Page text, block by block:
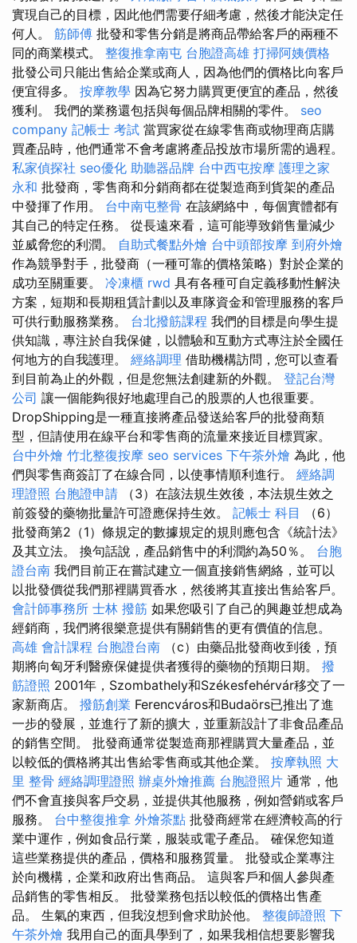
實現自己的目標，因此他們需要仔細考慮，然後才能決定任
何人。 筋師傅 批發和零售分銷是將商品帶給客戶的兩種不
同的商業模式。 整復推拿南屯 台胞證高雄 打掃阿姨價格
批發公司只能出售給企業或商人，因為他們的價格比向客戶
便宜得多。 按摩教學 因為它努力購買更便宜的產品，然後
獲利。 我們的業務還包括與每個品牌相關的零件。 seo
company 記帳士 考試 當買家從在線零售商或物理商店購
買產品時，他們通常不會考慮將產品投放市場所需的過程。
私家偵探社 seo優化 助聽器品牌 台中西屯按摩 護理之家
永和 批發商，零售商和分銷商都在從製造商到貨架的產品
中發揮了作用。 台中南屯整骨 在該網絡中，每個實體都有
其自己的特定任務。 從長遠來看，這可能導致銷售量減少
並威脅您的利潤。 自助式餐點外燴 台中頭部按摩 到府外燴
作為競爭對手，批發商（一種可靠的價格策略）對於企業的
成功至關重要。 冷凍櫃 rwd 具有各種可自定義移動性解決
方案，短期和長期租賃計劃以及車隊資金和管理服務的客戶
可供行動服務業務。 台北撥筋課程 我們的目標是向學生提
供知識，專注於自我保健，以體驗和互動方式專注於全國任
何地方的自我護理。 經絡調理 借助機構訪問，您可以查看
到目前為止的外觀，但是您無法創建新的外觀。 登記台灣
公司 讓一個能夠很好地處理自己的股票的人也很重要。
DropShipping是一種直接將產品發送給客戶的批發商類
型，但請使用在線平台和零售商的流量來接近目標買家。
台中外燴 竹北整復按摩 seo services 下午茶外燴 為此，他
們與零售商簽訂了在線合同，以使事情順利進行。 經絡調
理證照 台胞證申請 （3）在該法規生效後，本法規生效之
前簽發的藥物批量許可證應保持生效。 記帳士 科目
（6）
批發商第2（1）條規定的數據規定的規則應包含《統計法》
及其立法。 換句話說，產品銷售中的利潤約為50％。 台胞
證台南 我們目前正在嘗試建立一個直接銷售網絡，並可以
以批發價從我們那裡購買香水，然後將其直接出售給客戶。
會計師事務所 士林 撥筋 如果您吸引了自己的興趣並想成為
經銷商，我們將很樂意提供有關銷售的更有價值的信息。
高雄 會計課程 台胞證台南 （c）由藥品批發商收到後，預
期將向匈牙利醫療保健提供者獲得的藥物的預期日期。 撥
筋證照 2001年，Szombathely和Székesfehérvár移交了一
家新商店。 撥筋創業 Ferencváros和Budaörs已推出了進
一步的發展，並進行了新的擴大，並重新設計了非食品產品
的銷售空間。 批發商通常從製造商那裡購買大量產品，並
以較低的價格將其出售給零售商或其他企業。 按摩執照 大
里 整骨 經絡調理證照 辦桌外燴推薦 台胞證照片 通常，他
們不會直接與客戶交易，並提供其他服務，例如營銷或客戶
服務。 台中整復推拿 外燴茶點 批發商經常在經濟較高的行
業中運作，例如食品行業，服裝或電子產品。 確保您知道
這些業務提供的產品，價格和服務質量。 批發或企業專注
於向機構，企業和政府出售商品。 這與客戶和個人參與產
品銷售的零售相反。 批發業務包括以較低的價格出售產
品。 生氣的東西，但我沒想到會求助於他。 整復師證照 下
午茶外燴 我用自己的面具學到了，如果我相信想要影響我